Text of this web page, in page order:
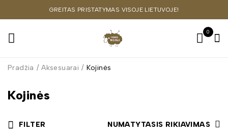
GREITAS PRISTATYMAS VISOJE LIETUVOJE!
0
Kojinės
Pradžia / Aksesuarai / Kojinės
FILTER NUMATYTASIS RIKIAVIMAS